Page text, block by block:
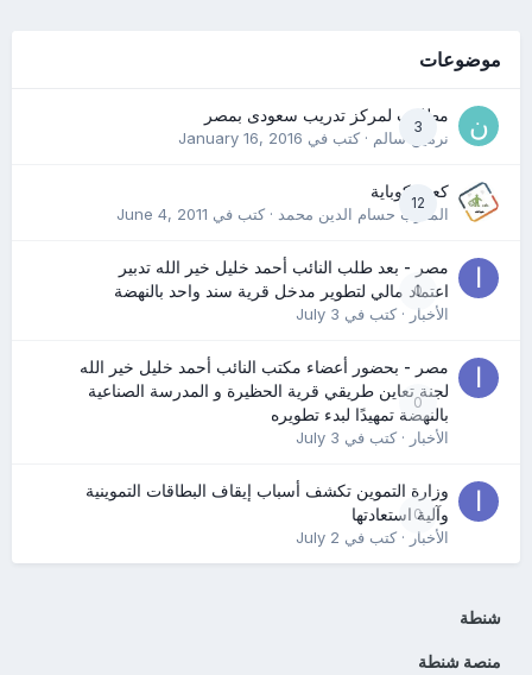
موضوعات
3
مطلوب لمركز تدريب سعودى بمصر
نرمين سالم· كتب في January 16, 2016
12
كعب كوباية
المدرب حسام الدين محمد· كتب في June 4, 2011
0
مصر - بعد طلب النائب أحمد خليل خير الله تدبير
اعتماد مالي لتطوير مدخل قرية سند واحد بالنهضة
الأخبار· كتب في July 3
0
مصر - بحضور أعضاء مكتب النائب أحمد خليل خير الله
لجنة تعاين طريقي قرية الحظيرة و المدرسة الصناعية
بالنهضة تمهيدًا لبدء تطويره
الأخبار· كتب في July 3
0
وزارة التموين تكشف أسباب إيقاف البطاقات التموينية
وآلية استعادتها
الأخبار· كتب في July 2
شنطة
منصة شنطة